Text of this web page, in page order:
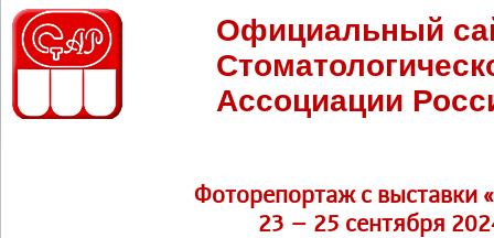
Официальный
Ассоциации
Фоторепортаж c выставки
23 – 25 сентября